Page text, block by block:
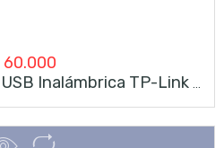
60.000